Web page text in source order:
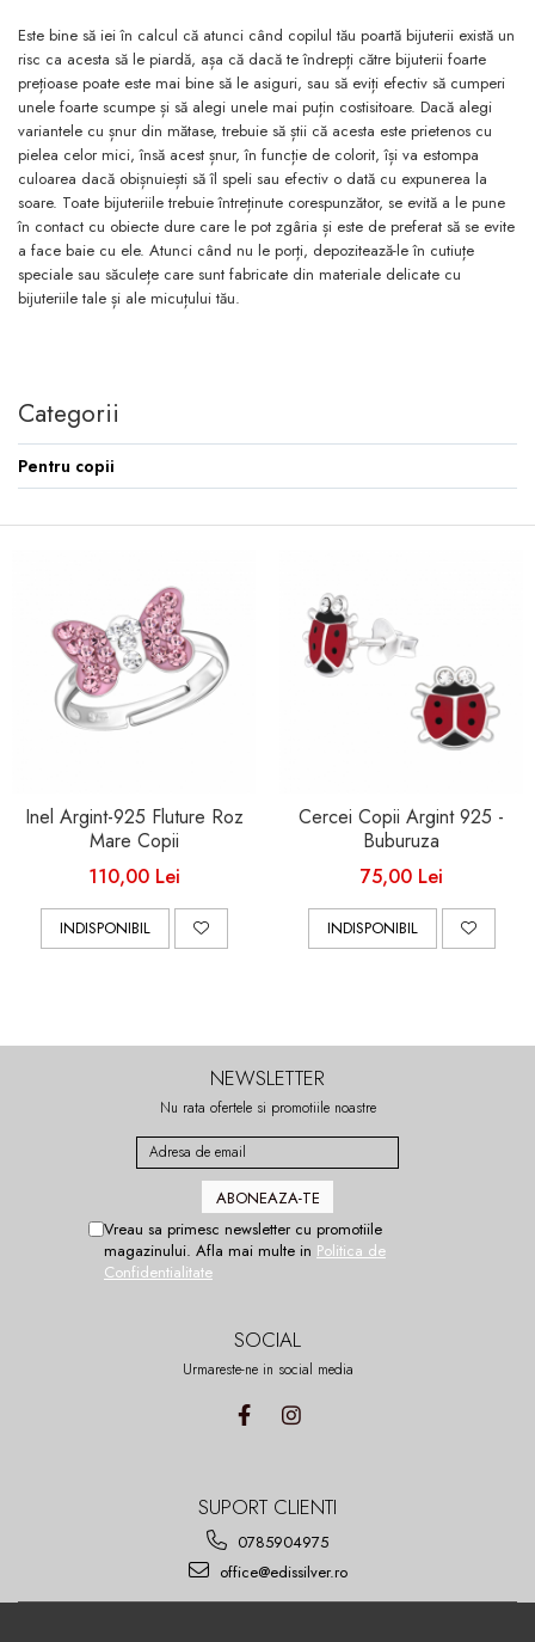
Este bine să iei în calcul că atunci când copilul tău poartă bijuterii există un
risc ca acesta să le piardă, așa că dacă te îndrepți către bijuterii foarte
prețioase poate este mai bine să le asiguri, sau să eviți efectiv să cumperi
unele foarte scumpe și să alegi unele mai puțin costisitoare. Dacă alegi
variantele cu șnur din mătase, trebuie să știi că acesta este prietenos cu
pielea celor mici, însă acest șnur, în funcție de colorit, își va estompa
culoarea dacă obișnuiești să îl speli sau efectiv o dată cu expunerea la
soare. Toate bijuteriile trebuie întreținute corespunzător, se evită a le pune
în contact cu obiecte dure care le pot zgâria și este de preferat să se evite
a face baie cu ele. Atunci când nu le porți, depozitează-le în cutiuțe
speciale sau săculețe care sunt fabricate din materiale delicate cu
bijuteriile tale și ale micuțului tău.
Categorii
Pentru copii
Inel Argint-925 Fluture Roz
Mare Copii
110,00 Lei
INDISPONIBIL
Cercei Copii Argint 925 -
Buburuza
75,00 Lei
INDISPONIBIL
NEWSLETTER
Nu rata ofertele si promotiile noastre
Vreau sa primesc newsletter cu promotiile
magazinului. Afla mai multe in Politica de
Confidentialitate
SOCIAL
Urmareste-ne in social media
SUPORT CLIENTI
0785904975
office@edissilver.ro